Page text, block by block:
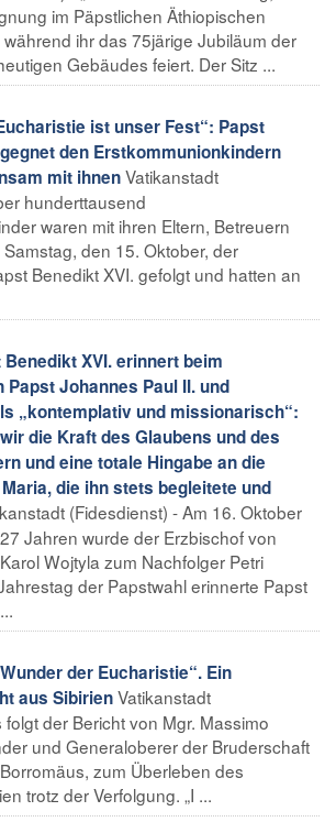
im Päpstlichen Äthiopischen
ihr das 75järige Jubiläum der
Gebäudes feiert. Der Sitz ...
ist unser Fest“: Papst
den Erstkommunionkindern
mit ihnenVatikanstadt
hunderttausend
waren mit ihren Eltern, Betreuern
den 15. Oktober, der
Benedikt XVI. gefolgt und hatten an
Benedikt XVI. erinnert beim
Papst Johannes Paul II. und
„kontemplativ und missionarisch“:
die Kraft des Glaubens und des
und eine totale Hingabe an die
die ihn stets begleitete und
(Fidesdienst) - Am 16. Oktober
Jahren wurde der Erzbischof von
Wojtyla zum Nachfolger Petri
der Papstwahl erinnerte Papst
der Eucharistie“. Ein
aus SibirienVatikanstadt
folgt der Bericht von Mgr. Massimo
und Generaloberer der Bruderschaft
zum Überleben des
trotz der Verfolgung. „I ...